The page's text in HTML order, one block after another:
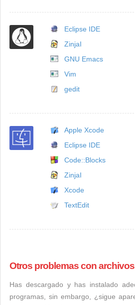
Eclipse IDE
ZinjaI
GNU Emacs
Vim
gedit
Apple Xcode
Eclipse IDE
Code::Blocks
ZinjaI
Xcode
TextEdit
Otros problemas con
Has descargado y has instalado
programas, sin embargo, ¿sigue